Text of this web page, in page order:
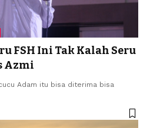
FSH Ini Tak Kalah Seru
Azmi
Adam itu bisa diterima bisa